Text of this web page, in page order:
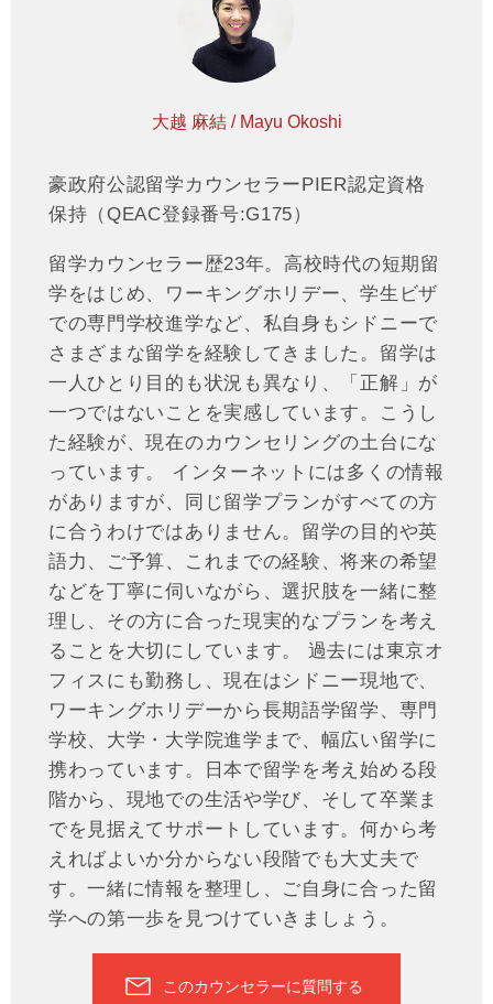
大越 麻結 / Mayu Okoshi
豪政府公認留学カウンセラーPIER認定資格
保持（QEAC登録番号:G175）
留学カウンセラー歴23年。高校時代の短期留
学をはじめ、ワーキングホリデー、学生ビザ
での専門学校進学など、私自身もシドニーで
さまざまな留学を経験してきました。留学は
一人ひとり目的も状況も異なり、「正解」が
一つではないことを実感しています。こうし
た経験が、現在のカウンセリングの土台にな
っています。 インターネットには多くの情報
がありますが、同じ留学プランがすべての方
に合うわけではありません。留学の目的や英
語力、ご予算、これまでの経験、将来の希望
などを丁寧に伺いながら、選択肢を一緒に整
理し、その方に合った現実的なプランを考え
ることを大切にしています。 過去には東京オ
フィスにも勤務し、現在はシドニー現地で、
ワーキングホリデーから長期語学留学、専門
学校、大学・大学院進学まで、幅広い留学に
携わっています。日本で留学を考え始める段
階から、現地での生活や学び、そして卒業ま
でを見据えてサポートしています。何から考
えればよいか分からない段階でも大丈夫で
す。一緒に情報を整理し、ご自身に合った留
学への第一歩を見つけていきましょう。
このカウンセラーに質問する